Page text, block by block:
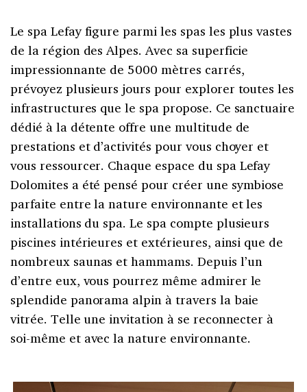
Le spa Lefay figure parmi les spas les plus vastes
de la région des Alpes. Avec sa superficie
impressionnante de 5000 mètres carrés,
prévoyez plusieurs jours pour explorer toutes les
infrastructures que le spa propose. Ce sanctuaire
dédié à la détente offre une multitude de
prestations et d’activités pour vous choyer et
vous ressourcer. Chaque espace du spa Lefay
Dolomites a été pensé pour créer une symbiose
parfaite entre la nature environnante et les
installations du spa. Le spa compte plusieurs
piscines intérieures et extérieures, ainsi que de
nombreux saunas et hammams. Depuis l’un
d’entre eux, vous pourrez même admirer le
splendide panorama alpin à travers la baie
vitrée. Telle une invitation à se reconnecter à
soi-même et avec la nature environnante.